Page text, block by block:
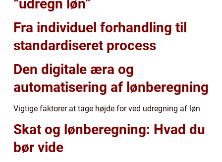
“udregn løn”
Fra individuel forhandling til
standardiseret process
Den digitale æra og
automatisering af lønberegning
Vigtige faktorer at tage højde for ved udregning af løn
Skat og lønberegning: Hvad du
bør vide